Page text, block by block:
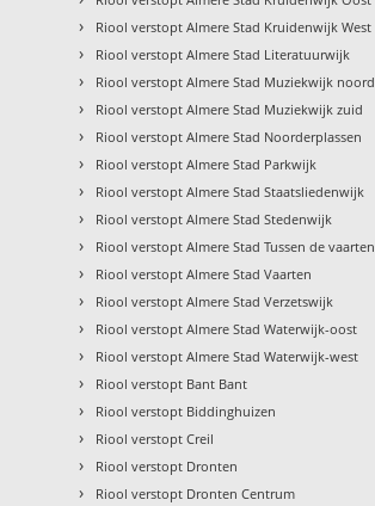
› Riool verstopt Almere Stad Kruidenwijk West
› Riool verstopt Almere Stad Literatuurwijk
› Riool verstopt Almere Stad Muziekwijk noord
› Riool verstopt Almere Stad Muziekwijk zuid
› Riool verstopt Almere Stad Noorderplassen
› Riool verstopt Almere Stad Parkwijk
› Riool verstopt Almere Stad Staatsliedenwijk
› Riool verstopt Almere Stad Stedenwijk
› Riool verstopt Almere Stad Tussen de vaarten
› Riool verstopt Almere Stad Vaarten
› Riool verstopt Almere Stad Verzetswijk
› Riool verstopt Almere Stad Waterwijk-oost
› Riool verstopt Almere Stad Waterwijk-west
› Riool verstopt Bant Bant
› Riool verstopt Biddinghuizen
› Riool verstopt Creil
› Riool verstopt Dronten
› Riool verstopt Dronten Centrum